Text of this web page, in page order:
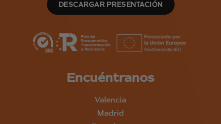
DESCARGAR PRESENTACIÓN
Encuéntranos
Valencia
Madrid